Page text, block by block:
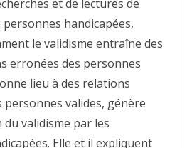
et de lectures de
handicapées,
le validisme entraîne des
erronées des personnes
lieu à des relations
personnes valides, génère
validisme par les
Elle et il expliquent